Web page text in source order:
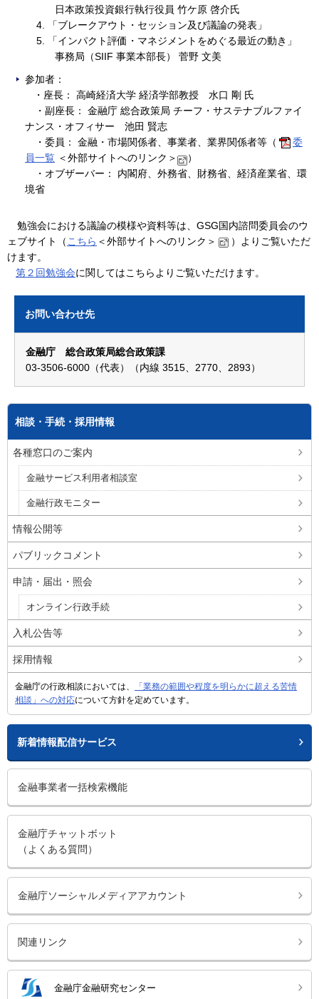
日本政策投資銀行執行役員 竹ケ原 啓介氏
4. 「ブレークアウト・セッション及び議論の発表」
5. 「インパクト評価・マネジメントをめぐる最近の動き」
事務局（SIIF 事業本部長） 菅野 文美
参加者：
・座長： 高崎経済大学 経済学部教授 水口 剛 氏
・副座長： 金融庁 総合政策局 チーフ・サステナブルファイ
ナンス・オフィサー 池田 賢志
・委員： 金融・市場関係者、事業者、業界関係者等（
委
員一覧 ＜外部サイトへのリンク＞
）
・オブザーバー： 内閣府、外務省、財務省、経済産業省、環
境省
勉強会における議論の模様や資料等は、GSG国内諮問委員会のウ
ェブサイト（ こちら ＜外部サイトへのリンク＞
）よりご覧いただ
けます。
第２回勉強会に関してはこちらよりご覧いただけます。
お問い合わせ先
金融庁 総合政策局総合政策課
03-3506-6000（代表）（内線 3515、2770、2893）
相談・手続・採用情報
各種窓口のご案内
金融サービス利用者相談室
金融行政モニター
情報公開等
パブリックコメント
申請・届出・照会
オンライン行政手続
入札公告等
採用情報
金融庁の行政相談においては、
「業務の範囲や程度を明らかに超える苦情
相談」への対応について方針を定めています。
新着情報配信サービス
金融事業者一括検索機能
金融庁チャットボット
（よくある質問）
金融庁ソーシャルメディアアカウント
関連リンク
金融庁金融研究センター